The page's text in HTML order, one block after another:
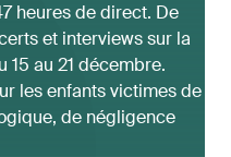
heures de direct. De
et interviews sur la
15 au 21 décembre.
les enfants victimes de
de négligence